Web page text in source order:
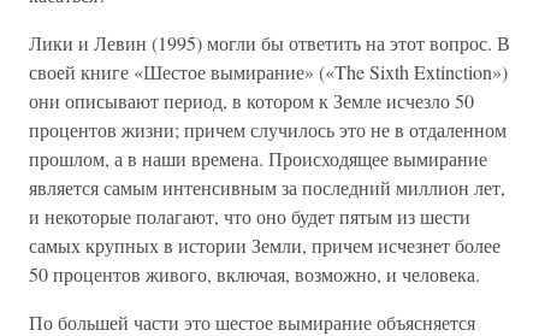
Лики и Левин (1995) могли бы ответить на этот вопрос. В
своей книге «Шестое вымирание» («The Sixth Extinction»)
они описывают период, в котором к Земле исчезло 50
процентов жизни; причем случилось это не в отдаленном
прошлом, а в наши времена. Происходящее вымирание
является самым интенсивным за последний миллион лет,
и некоторые полагают, что оно будет пятым из шести
самых крупных в истории Земли, причем исчезнет более
50 процентов живого, включая, возможно, и человека.
По большей части это шестое вымирание объясняется